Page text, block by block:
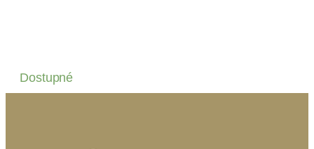
Dostupné